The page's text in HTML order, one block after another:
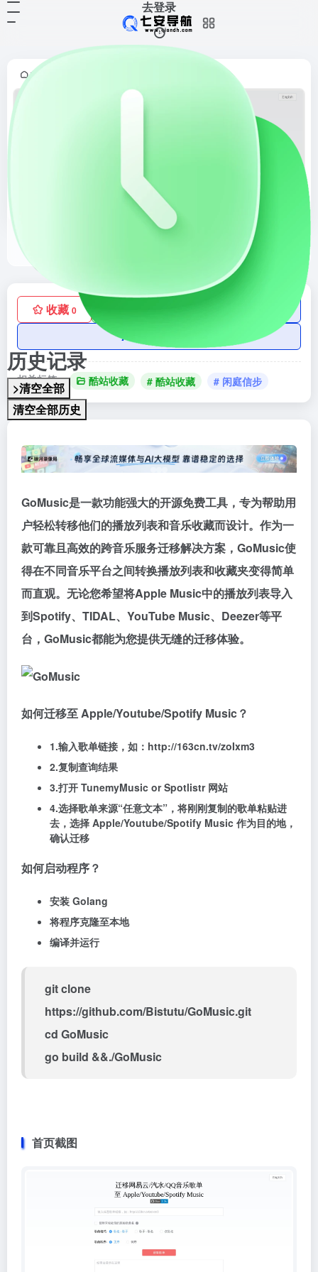
去登录
历史记录
>清空全部
清空全部历史
首页
收藏 0
AI账号购买
相关标签： 酷站收藏 # 酷站收藏 # 闲庭信步
GoMusic是一款功能强大的开源免费工具，专为帮助用
户轻松转移他们的播放列表和音乐收藏而设计。作为一
款可靠且高效的跨音乐服务迁移解决方案，GoMusic使
得在不同音乐平台之间转换播放列表和收藏夹变得简单
而直观。无论您希望将Apple Music中的播放列表导入
到Spotify、TIDAL、YouTube Music、Deezer等平
台，GoMusic都能为您提供无缝的迁移体验。
如何迁移至 Apple/Youtube/Spotify Music？
1.输入歌单链接，如：http://163cn.tv/zoIxm3
2.复制查询结果
3.打开 TunemyMusic or Spotlistr 网站
4.选择歌单来源“任意文本”，将刚刚复制的歌单粘贴进
去，选择 Apple/Youtube/Spotify Music 作为目的地，
确认迁移
如何启动程序？
安装 Golang
将程序克隆至本地
编译并运行
git clone
https://github.com/Bistutu/GoMusic.git
cd GoMusic
go build &&./GoMusic
首页截图